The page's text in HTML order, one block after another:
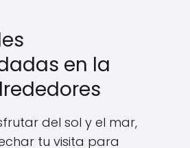
en la
del sol y el mar,
tu visita para